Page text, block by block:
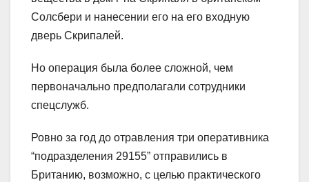
Солсбери и нанесении его на его входную
дверь Скрипалей.
Но операция была более сложной, чем
первоначально предполагали сотрудники
спецслужб.
Ровно за год до отравления три оперативника
“подразделения 29155” отправились в
Британию, возможно, с целью практического